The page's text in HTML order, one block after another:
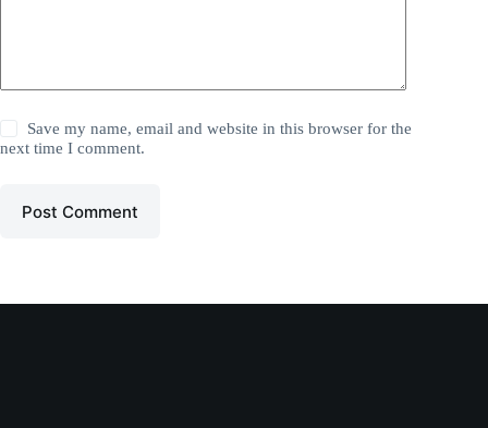
Save my name, email and website in this browser for the
next time I comment.
Post Comment